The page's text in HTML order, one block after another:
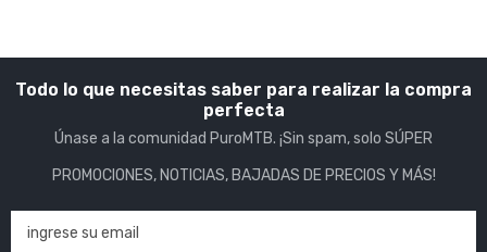
Todo lo que necesitas saber para realizar la compra
perfecta
Únase a la comunidad PuroMTB. ¡Sin spam, solo SÚPER
PROMOCIONES, NOTICIAS, BAJADAS DE PRECIOS Y MÁS!
ingrese su email